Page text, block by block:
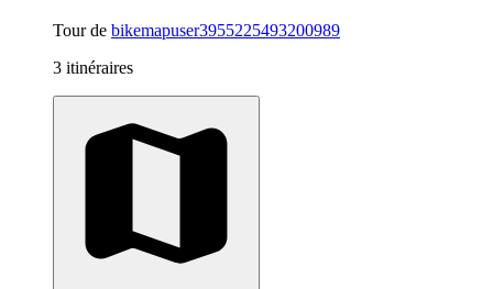
Tour de bikemapuser3955225493200989
3 itinéraires